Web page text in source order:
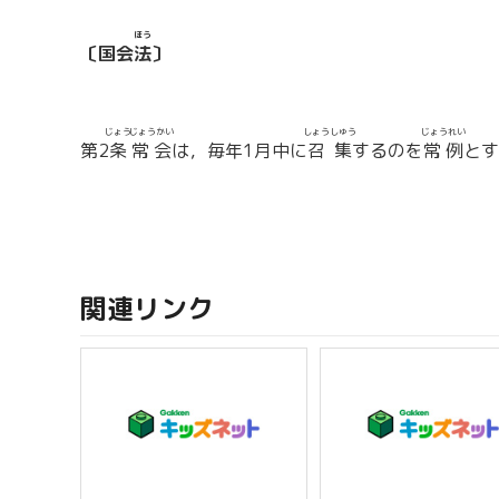
〔国会法
ほう
〕
第2条
じょう
常会
じょうかい
は，毎年1月中に召集
しょうしゅう
するのを常例
じょうれい
と
関連リンク